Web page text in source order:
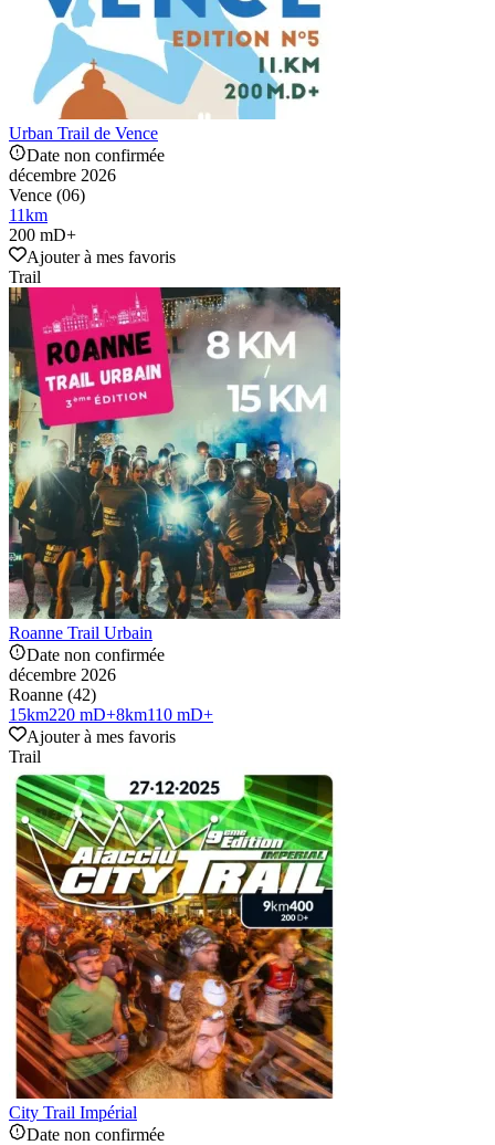
Urban Trail de Vence
Date non confirmée
décembre 2026
Vence (06)
11km
200 mD+
Ajouter à mes favoris
Trail
Roanne Trail Urbain
Date non confirmée
décembre 2026
Roanne (42)
15km220 mD+8km110 mD+
Ajouter à mes favoris
Trail
City Trail Impérial
Date non confirmée